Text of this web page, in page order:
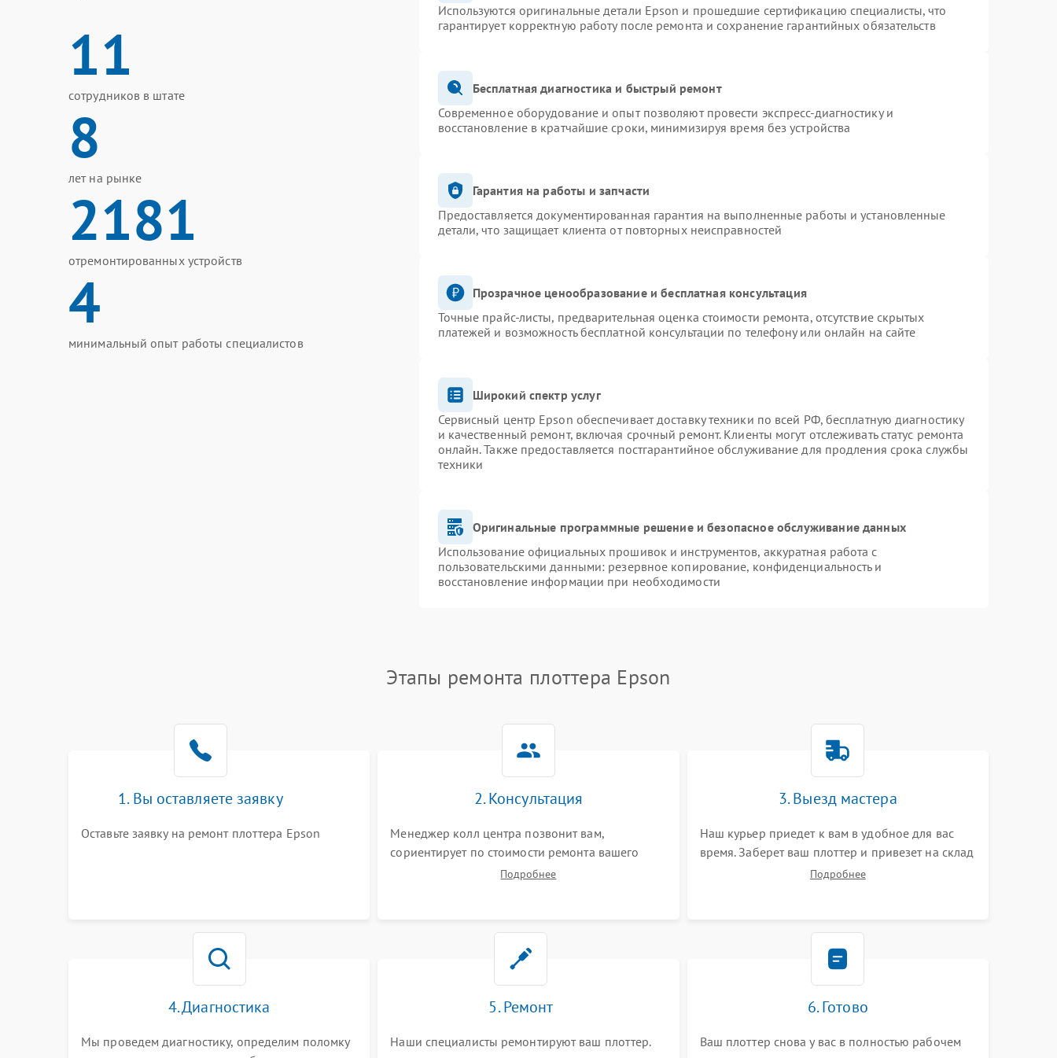
11
сотрудников в штате
8
лет на рынке
2181
отремонтированных устройств
4
минимальный опыт работы специалистов
Используются оригинальные детали Epson и прошедшие сертификацию специалисты, что
гарантирует корректную работу после ремонта и сохранение гарантийных обязательств
Бесплатная диагностика и быстрый ремонт
Современное оборудование и опыт позволяют провести экспресс-диагностику и
восстановление в кратчайшие сроки, минимизируя время без устройства
Гарантия на работы и запчасти
Предоставляется документированная гарантия на выполненные работы и установленные
детали, что защищает клиента от повторных неисправностей
Прозрачное ценообразование и бесплатная консультация
Точные прайс-листы, предварительная оценка стоимости ремонта, отсутствие скрытых
платежей и возможность бесплатной консультации по телефону или онлайн на сайте
Широкий спектр услуг
Сервисный центр Epson обеспечивает доставку техники по всей РФ, бесплатную диагностику
и качественный ремонт, включая срочный ремонт. Клиенты могут отслеживать статус ремонта
онлайн. Также предоставляется постгарантийное обслуживание для продления срока службы
техники
Оригинальные программные решение и безопасное обслуживание данных
Использование официальных прошивок и инструментов, аккуратная работа с
пользовательскими данными: резервное копирование, конфиденциальность и
восстановление информации при необходимости
Этапы ремонта плоттера Epson
1. Вы оставляете заявку
Оставьте заявку на ремонт плоттера Epson
2. Консультация
Менеджер колл центра позвонит вам,
сориентирует по стоимости ремонта вашего
плоттера а также ответит на все ваши вопросы.
Подробнее
3. Выезд мастера
Наш курьер приедет к вам в удобное для вас
время. Заберет ваш плоттер и привезет на склад
Подробнее
4. Диагностика
Мы проведем диагностику, определим поломку
5. Ремонт
Наши специалисты ремонтируют ваш плоттер.
6. Готово
Ваш плоттер снова у вас в полностью рабочем